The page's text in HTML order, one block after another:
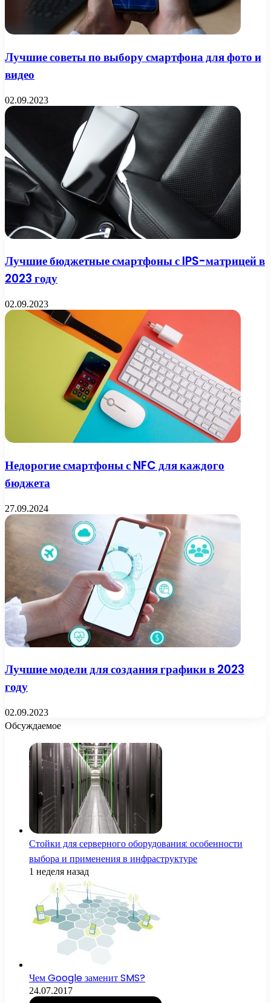
Лучшие советы по выбору смартфона для фото и
видео
02.09.2023
Лучшие бюджетные смартфоны с IPS-матрицей в
2023 году
02.09.2023
Недорогие смартфоны с NFC для каждого
бюджета
27.09.2024
Лучшие модели для создания графики в 2023
году
02.09.2023
Обсуждаемое
Стойки для серверного оборудования: особенности
выбора и применения в инфраструктуре
1 неделя назад
Чем Google заменит SMS?
24.07.2017